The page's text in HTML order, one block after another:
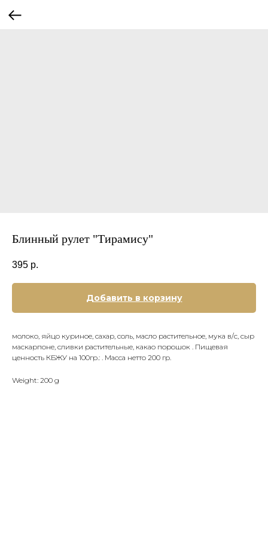
Блинный рулет "Тирамису"
395 р.
Добавить в корзину
молоко, яйцо куриное, сахар, соль, масло растительное, мука в/с, сыр
маскарпоне, сливки растительные, какао порошок . Пищевая
ценность КБЖУ на 100гр.: . Масса нетто 200 гр.
Weight: 200 g